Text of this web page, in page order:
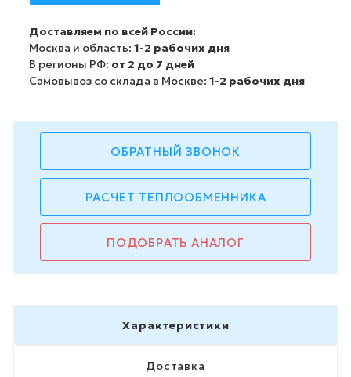
Доставляем по всей России:
Москва и область: 1-2 рабочих дня
В регионы РФ: от 2 до 7 дней
Самовывоз со склада в Москве: 1-2 рабочих дня
ОБРАТНЫЙ ЗВОНОК
РАСЧЕТ ТЕПЛООБМЕННИКА
ПОДОБРАТЬ АНАЛОГ
Характеристики
Доставка